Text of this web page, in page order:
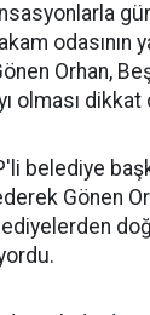
odasının
Orhan,
olması
belediye
Gönen